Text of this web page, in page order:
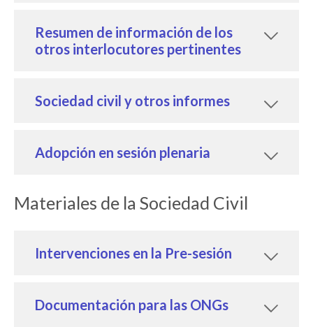
Resumen de información de los
otros interlocutores pertinentes
Sociedad civil y otros informes
Adopción en sesión plenaria
Materiales de la Sociedad Civil
Intervenciones en la Pre-sesión
Documentación para las ONGs